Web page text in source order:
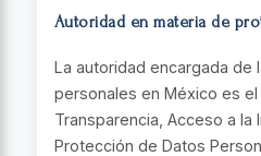
Autoridad en materia de
La autoridad encargada de
personales en México es
Transparencia, Acceso a la
Protección de Datos